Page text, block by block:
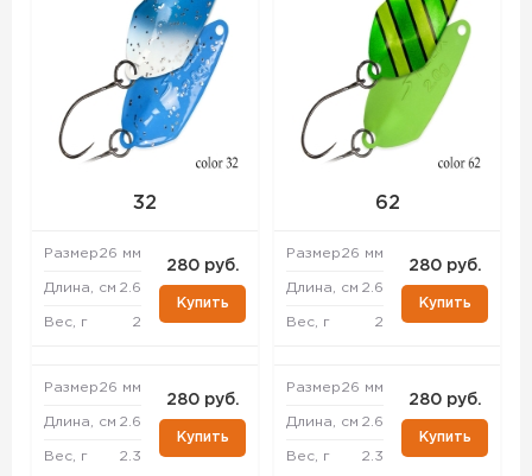
32
Размер26 мм
Длина, см 2.6
Вес, г 2
280 руб.
Купить
Размер26 мм
Длина, см 2.6
Вес, г 2.3
280 руб.
Купить
62
Размер26 мм
Длина, см 2.6
Вес, г 2
280 руб.
Купить
Размер26 мм
Длина, см 2.6
Вес, г 2.3
280 руб.
Купить